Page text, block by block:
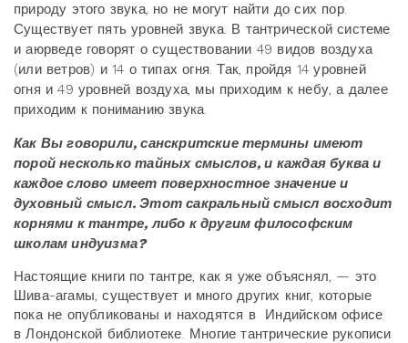
природу этого звука, но не могут найти до сих пор.
Существует пять уровней звука. В тантрической системе
и аюрведе говорят о существовании 49 видов воздуха
(или ветров) и 14 о типах огня. Так, пройдя 14 уровней
огня и 49 уровней воздуха, мы приходим к небу, а далее
приходим к пониманию звука.
Как Вы говорили, санскритские термины имеют
порой несколько тайных смыслов, и каждая буква и
каждое слово имеет поверхностное значение и
духовный смысл. Этот сакральный смысл восходит
корнями к тантре, либо к другим философским
школам индуизма?
Настоящие книги по тантре, как я уже объяснял, — это
Шива-агамы, существует и много других книг, которые
пока не опубликованы и находятся в Индийском офисе
в Лондонской библиотеке. Многие тантрические рукописи